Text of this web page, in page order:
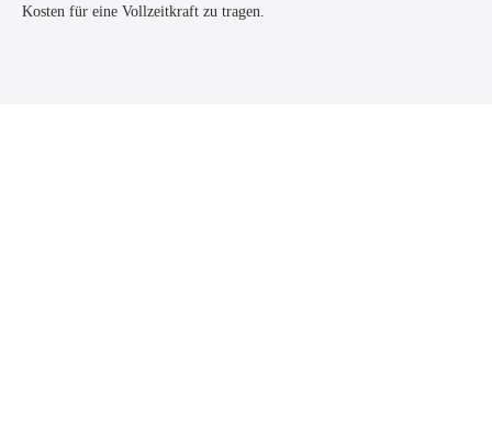
Kosten für eine Vollzeitkraft zu tragen.